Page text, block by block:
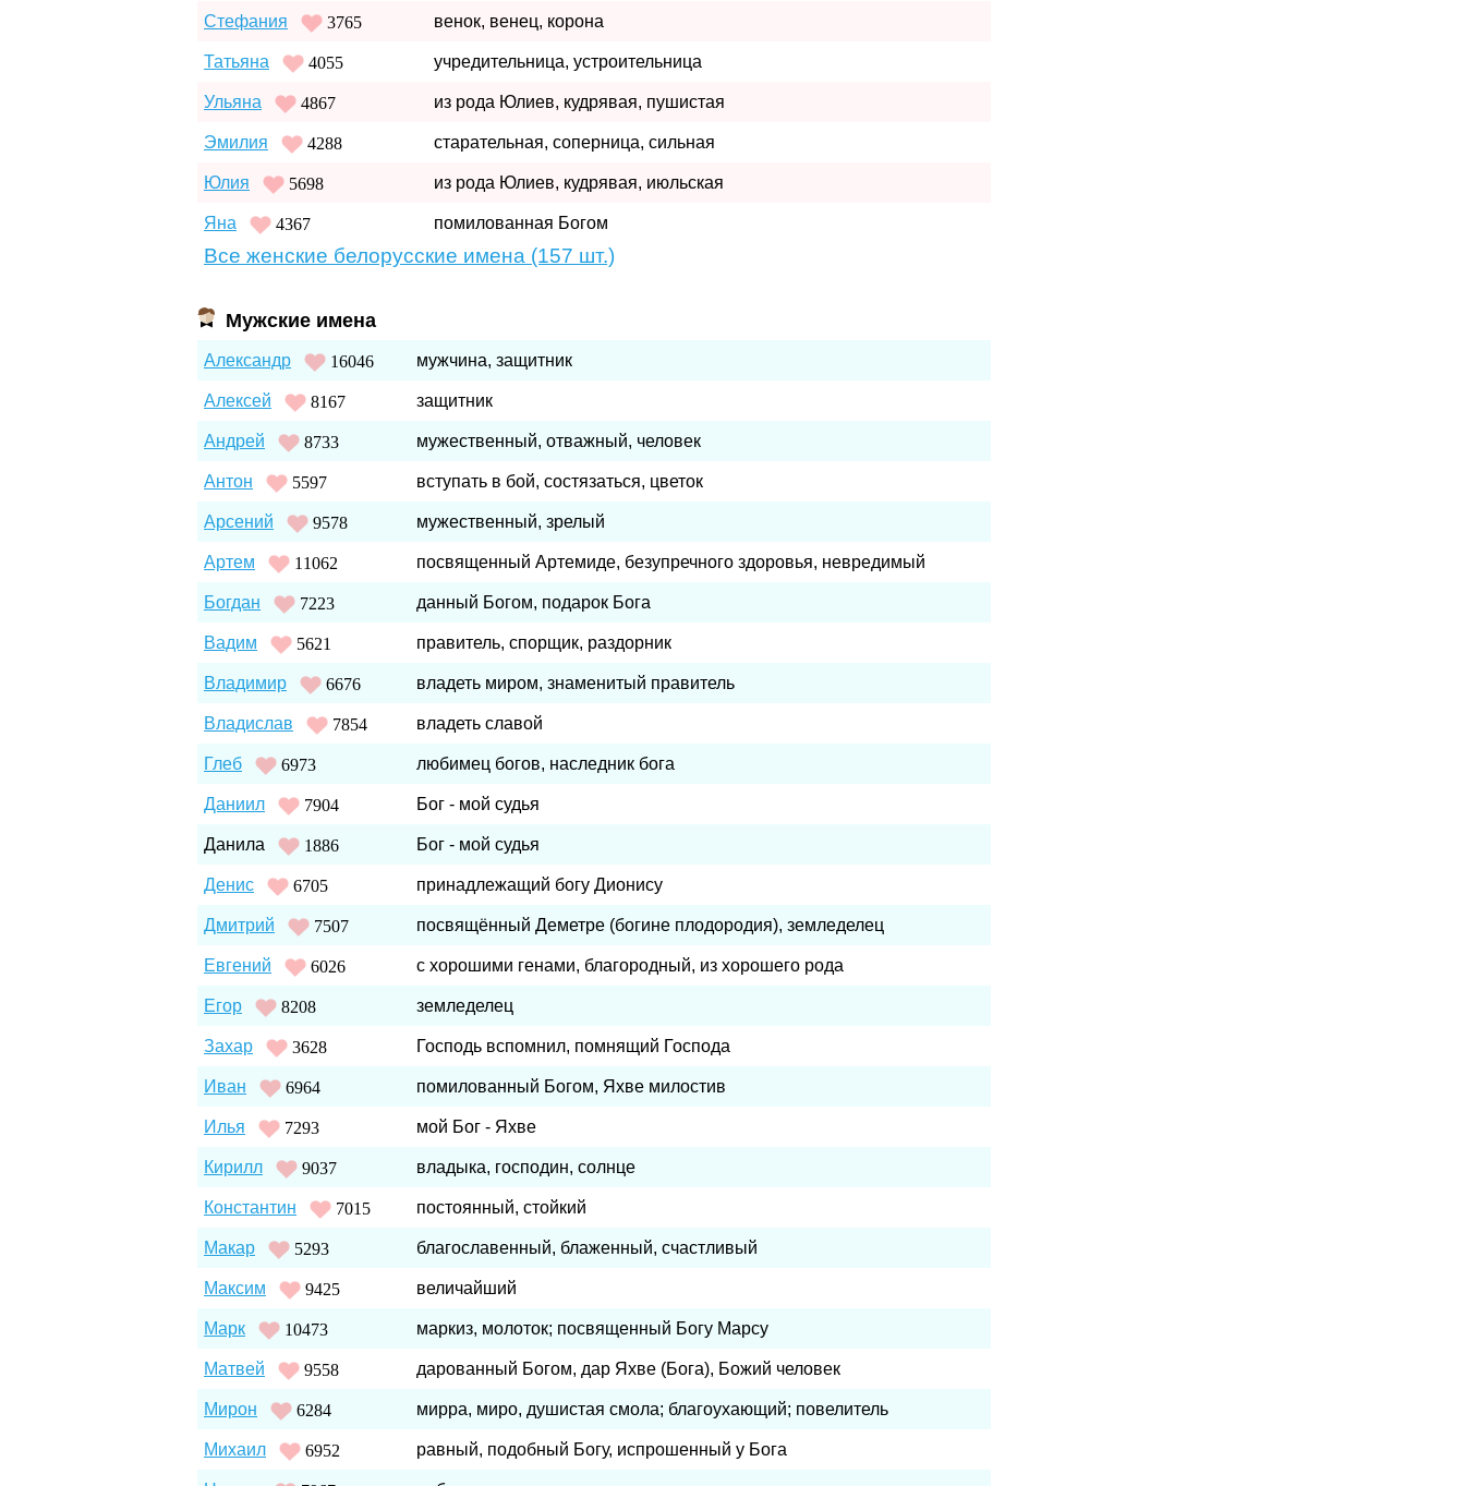
Стефания 3765 венок, венец, корона
Татьяна 4055 учредительница, устроительница
Ульяна 4867 из рода Юлиев, кудрявая, пушистая
Эмилия 4288 старательная, соперница, сильная
Юлия 5698 из рода Юлиев, кудрявая, июльская
Яна 4367 помилованная Богом
Все женские белорусские имена (157 шт.)
Мужские имена
Александр 16046 мужчина, защитник
Алексей 8167 защитник
Андрей 8733 мужественный, отважный, человек
Антон 5597 вступать в бой, состязаться, цветок
Арсений 9578 мужественный, зрелый
Артем 11062 посвященный Артемиде, безупречного здоровья, невредимый
Богдан 7223 данный Богом, подарок Бога
Вадим 5621 правитель, спорщик, раздорник
Владимир 6676 владеть миром, знаменитый правитель
Владислав 7854 владеть славой
Глеб 6973 любимец богов, наследник бога
Даниил 7904 Бог - мой судья
Данила 1886 Бог - мой судья
Денис 6705 принадлежащий богу Дионису
Дмитрий 7507 посвящённый Деметре (богине плодородия), земледелец
Евгений 6026 с хорошими генами, благородный, из хорошего рода
Егор 8208 земледелец
Захар 3628 Господь вспомнил, помнящий Господа
Иван 6964 помилованный Богом, Яхве милостив
Илья 7293 мой Бог - Яхве
Кирилл 9037 владыка, господин, солнце
Константин 7015 постоянный, стойкий
Макар 5293 благославенный, блаженный, счастливый
Максим 9425 величайший
Марк 10473 маркиз, молоток; посвященный Богу Марсу
Матвей 9558 дарованный Богом, дар Яхве (Бога), Божий человек
Мирон 6284 мирра, миро, душистая смола; благоухающий; повелитель
Михаил 6952 равный, подобный Богу, испрошенный у Бога